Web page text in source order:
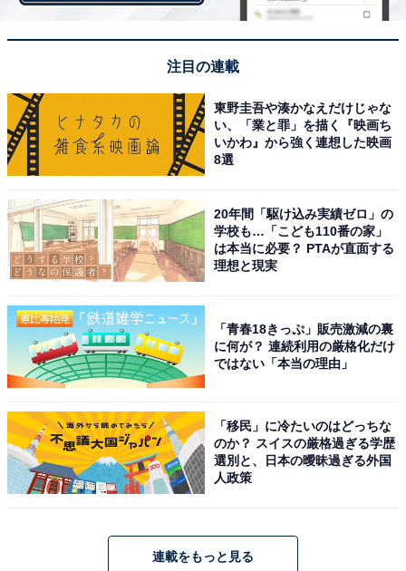
注目の連載
東野圭吾や湊かなえだけじゃな
い、「業と罪」を描く『映画ち
いかわ』から強く連想した映画
8選
20年間「駆け込み実績ゼロ」の
学校も…「こども110番の家」
は本当に必要？ PTAが直面する
理想と現実
「青春18きっぷ」販売激減の裏
に何が？ 連続利用の厳格化だけ
ではない「本当の理由」
「移民」に冷たいのはどっちな
のか？ スイスの厳格過ぎる学歴
選別と、日本の曖昧過ぎる外国
人政策
連載をもっと見る